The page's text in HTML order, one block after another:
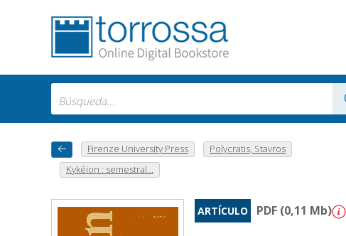
Firenze University Press
Polycratis, Stavros
Kykéion : semestral...
ARTÍCULO PDF (0,11 Mb)